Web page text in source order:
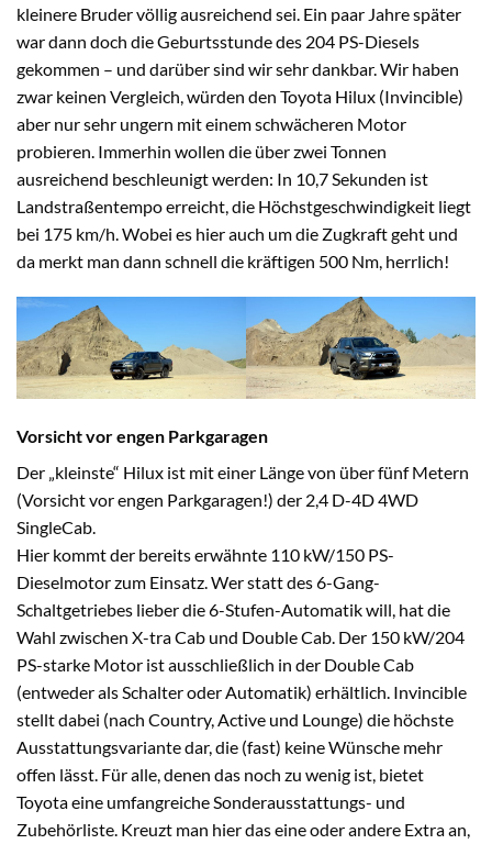
kleinere Bruder völlig ausreichend sei. Ein paar Jahre später
war dann doch die Geburtsstunde des 204 PS-Diesels
gekommen – und darüber sind wir sehr dankbar. Wir haben
zwar keinen Vergleich, würden den Toyota Hilux (Invincible)
aber nur sehr ungern mit einem schwächeren Motor
probieren. Immerhin wollen die über zwei Tonnen
ausreichend beschleunigt werden: In 10,7 Sekunden ist
Landstraßentempo erreicht, die Höchstgeschwindigkeit liegt
bei 175 km/h. Wobei es hier auch um die Zugkraft geht und
da merkt man dann schnell die kräftigen 500 Nm, herrlich!
Vorsicht vor engen Parkgaragen
Der „kleinste“ Hilux ist mit einer Länge von über fünf Metern
(Vorsicht vor engen Parkgaragen!) der 2,4 D-4D 4WD
SingleCab.
Hier kommt der bereits erwähnte 110 kW/150 PS-
Dieselmotor zum Einsatz. Wer statt des 6-Gang-
Schaltgetriebes lieber die 6-Stufen-Automatik will, hat die
Wahl zwischen X-tra Cab und Double Cab. Der 150 kW/204
PS-starke Motor ist ausschließlich in der Double Cab
(entweder als Schalter oder Automatik) erhältlich. Invincible
stellt dabei (nach Country, Active und Lounge) die höchste
Ausstattungsvariante dar, die (fast) keine Wünsche mehr
offen lässt. Für alle, denen das noch zu wenig ist, bietet
Toyota eine umfangreiche Sonderausstattungs- und
Zubehörliste. Kreuzt man hier das eine oder andere Extra an,